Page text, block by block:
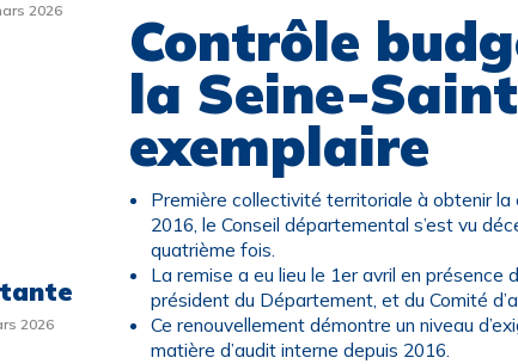
Contrôle
la Seine-
exemplaire
Première collectivité territoriale à obtenir la
2016, le Conseil départemental s’est vu
quatrième fois.
La remise a eu lieu le 1er avril en présence
président du Département, et du Comité
Ce renouvellement démontre un niveau
matière d’audit interne depuis 2016.
2026
2026